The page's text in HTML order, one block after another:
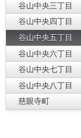
谷山中央三丁目
谷山中央四丁目
谷山中央五丁目
谷山中央六丁目
谷山中央七丁目
谷山中央八丁目
慈眼寺町